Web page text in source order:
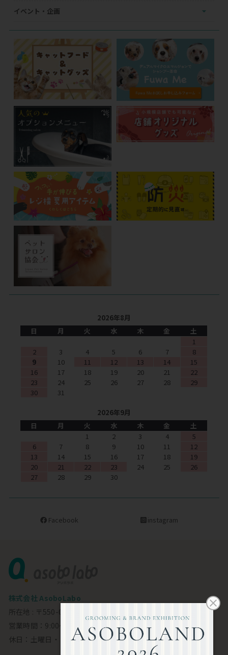
イベント・企画
2026年8月
日
月 火 水 木 金
土
1
2
3 4 5 6 7
8
9
10 11 12 13 14
15
16
17 18 19 20 21
22
23
24 25 26 27 28
29
30
31
2026年9月
日
月 火 水 木 金
土
1
2 3 4
5
6
7 8 9 10 11
12
13
14 15 16 17 18
19
20
21 22 23 24 25
26
27
28 29 30
Facebook instagram
株式会社 AsoboLabo
所在地 : 〒550-0002 大阪市西区江戸堀1-23-11 6F
営業時間：9:00～18:00
休日：土曜日・日曜日・祝日